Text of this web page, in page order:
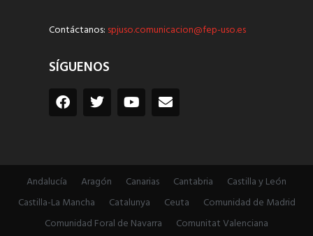
Contáctanos: spjuso.comunicacion@fep-uso.es
SÍGUENOS
Andalucía Aragón Canarias Cantabria
Castilla y León
Castilla-La Mancha
Catalunya Ceuta
Comunidad de Madrid
Comunidad Foral de Navarra
Comunitat Valenciana